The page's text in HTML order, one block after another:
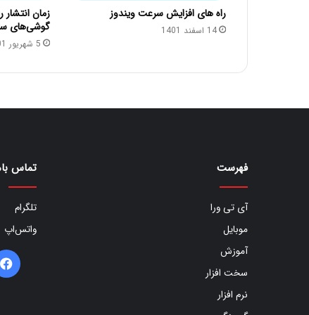
راه های افزایش سرعت ویندوز
14 اسفند 1401
گوشی‌های
5 شهریور 1401
فهرست
آی تی ورا
موبایل
آموزش
سخت افزار
نرم افزار
تماس
تلگرام
واتس‌اپ